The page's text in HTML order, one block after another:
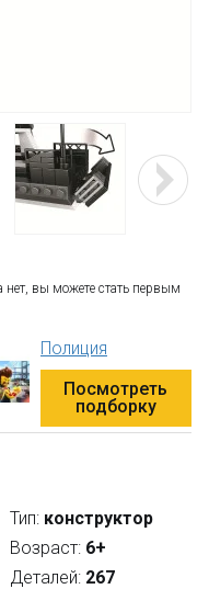
нет, вы можете стать первым
Полиция
Посмотреть
подборку
Тип: конструктор
Возраст: 6+
Деталей: 267